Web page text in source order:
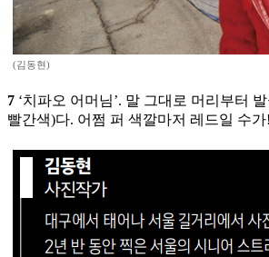
(김동현)
7 ‘치파오 어머님’. 말 그대로 머리부터 발
빨간색)다. 어쩜 퍼 색깔마저 레드일 수가!